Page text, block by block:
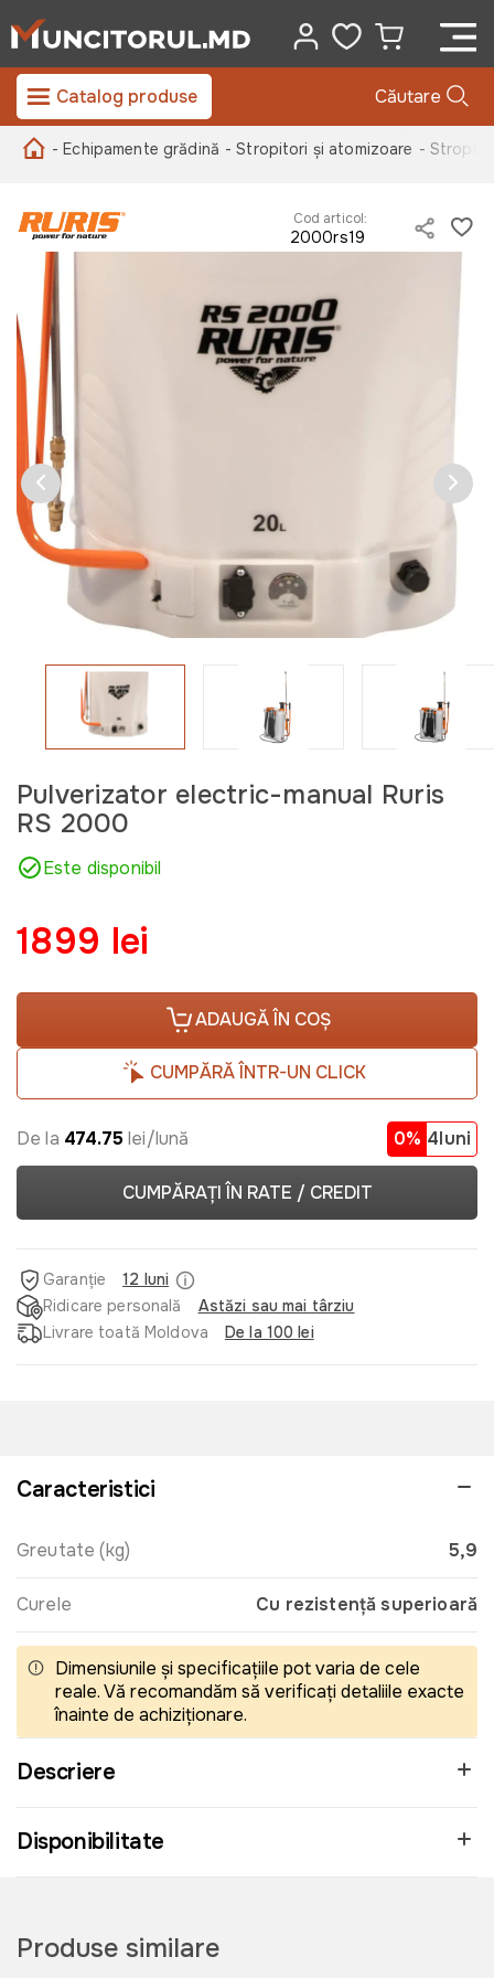
Catalog produse Căutare
- Echipamente grădină - Stropitori și atomizoare -
Cod articol:
2000rs19
Pulverizator electric-manual Ruris
RS 2000
Este disponibil
1899 lei
ADAUGĂ ÎN COȘ
CUMPĂRĂ ÎNTR-UN CLICK
De la 474.75 lei/lună 0% 4luni
CUMPĂRAȚI ÎN RATE / CREDIT
Garanție
12 luni
Ridicare personală
Astăzi sau mai târziu
Livrare toată Moldova
De la 100 lei
Caracteristici
Greutate (kg) 5,9
Curele Cu rezistență superioară
Dimensiunile și specificațiile pot varia de cele
reale. Vă recomandăm să verificați detaliile exacte
înainte de achiziționare.
Descriere
Disponibilitate
Produse similare